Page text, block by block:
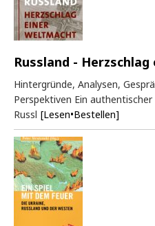
Russland -
Hintergründe, Analysen,
Perspektiven Ein
Russl [Lesen•Bestellen]